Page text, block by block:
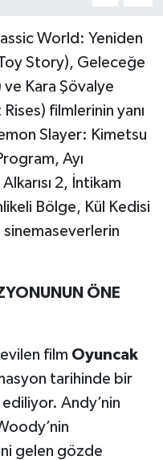
World: Yeniden
Story), Geleceğe
ve Kara Şövalye
filmlerinin yanı
Slayer: Kimetsu
Ayı
2, İntikam
Bölge, Kül Kedisi
ÖNE
film Oyuncak
tarihinde bir
Andy’nin
gelen gözde